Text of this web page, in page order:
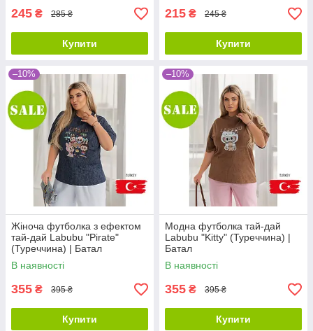
245 ₴ 285 ₴
Купити
215 ₴ 245 ₴
Купити
–10%
Жіноча футболка з ефектом
тай-дай Labubu "Pirate"
(Туреччина) | Батал
В наявності
355 ₴ 395 ₴
Купити
–10%
Модна футболка тай-дай
Labubu "Kitty" (Туреччина) |
Батал
В наявності
355 ₴ 395 ₴
Купити